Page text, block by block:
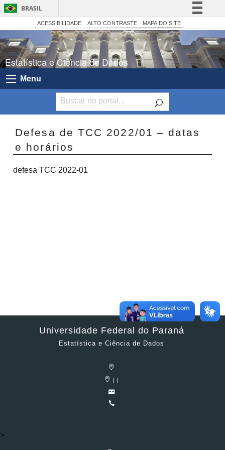
BRASIL
Simplifique!
Comunica BR
Participe
Acesso à informação
Canais
ACESSIBILIDADE ALTO CONTRASTE MAPA DO SITE
Estatística e Ciência de Dados
Menu
Defesa de TCC 2022/01 – datas
e horários
defesa TCC 2022-01
Universidade Federal do Paraná
Estatística e Ciência de Dados
| |
>